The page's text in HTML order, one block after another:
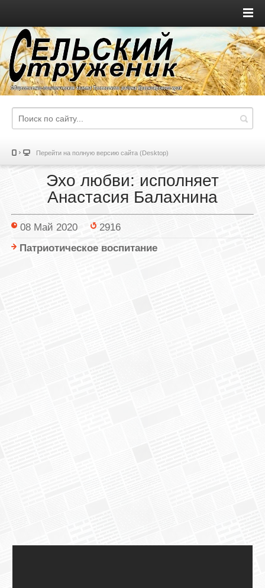
Перейти на полную версию сайта (Desktop)
Эхо любви: исполняет
Анастасия Балахнина
08 Май 2020
2916
Патриотическое воспитание